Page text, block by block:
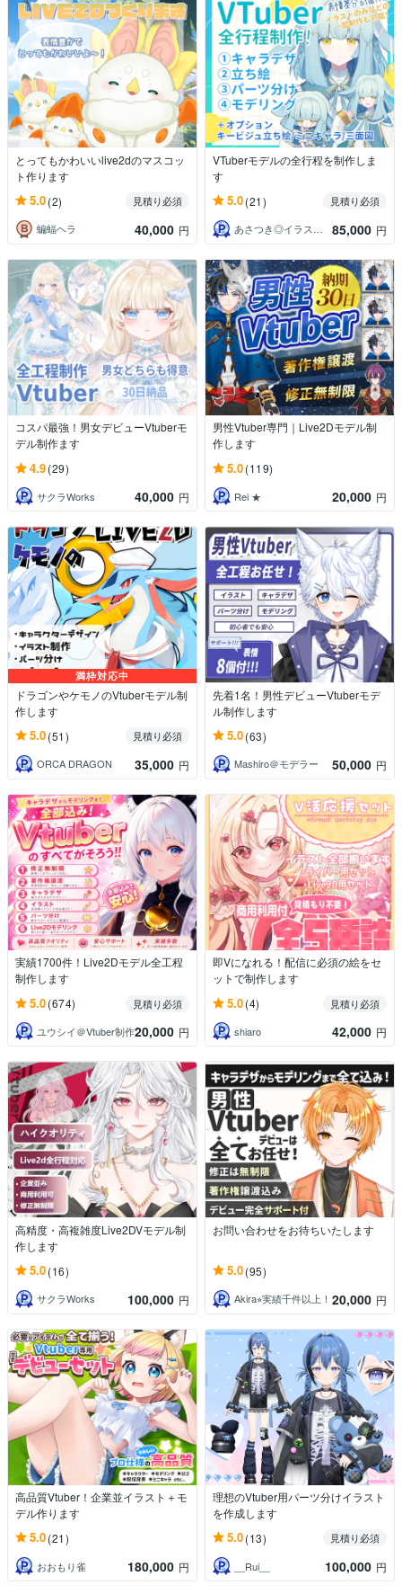
とってもかわいいlive2dのマスコッ
ト作ります
5.0(2)
見積り必須
蝙蝠ヘラ
40,000 円
VTuberモデルの全行程を制作しま
す
5.0(21)
見積り必須
あさつき◎イラストレーター
85,000 円
コスパ最強！男女デビューVtuberモ
デル制作ます
4.9(29)
サクラWorks 40,000 円
男性Vtuber専門｜Live2Dモデル制
作します
5.0(119)
Rei ★ 20,000 円
満枠対応中
ドラゴンやケモノのVtuberモデル制
作します
5.0(51)
見積り必須
ORCA DRAGON
35,000 円
先着1名！男性デビューVtuberモデ
ル制作します
5.0(63)
Mashiro＠モデラー 50,000 円
実績1700件！Live2Dモデル全工程
制作します
5.0(674)
見積り必須
ユウシイ＠Vtuber制作20,000 円
即Vになれる！配信に必須の絵をセ
ットで制作します
5.0(4)
見積り必須
shiaro
42,000 円
高精度・高複雑度Live2DVモデル制
作します
5.0(16)
サクラWorks 100,000 円
お問い合わせをお待ちいたします
5.0(95)
Akira⭐︎実績千件以上！ 20,000 円
高品質Vtuber！企業並イラスト＋モ
デル作ります
5.0(21)
おおもり雀 180,000 円
理想のVtuber用パーツ分けイラスト
を作成します
5.0(13)
見積り必須
__Rui__
100,000 円